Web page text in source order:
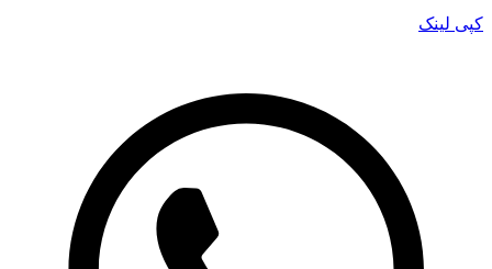
کپی لینک